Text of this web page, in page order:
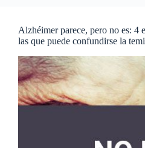
Alzhéimer parece, pero no es: 4
las que puede confundirse la